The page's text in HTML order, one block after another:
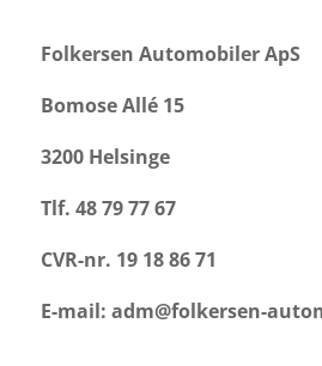
Folkersen Automobiler ApS
Bomose Allé 15
3200 Helsinge
Tlf. 48 79 77 67
CVR-nr. 19 18 86 71
E-mail: adm@folkersen-